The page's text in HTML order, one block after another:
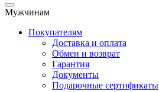
Мужчинам
Покупателям
Доставка и оплата
Обмен и возврат
Гарантия
Документы
Подарочные сертификаты